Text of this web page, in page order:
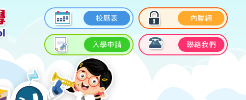
校曆表 內聯網
入學申請 聯絡我們